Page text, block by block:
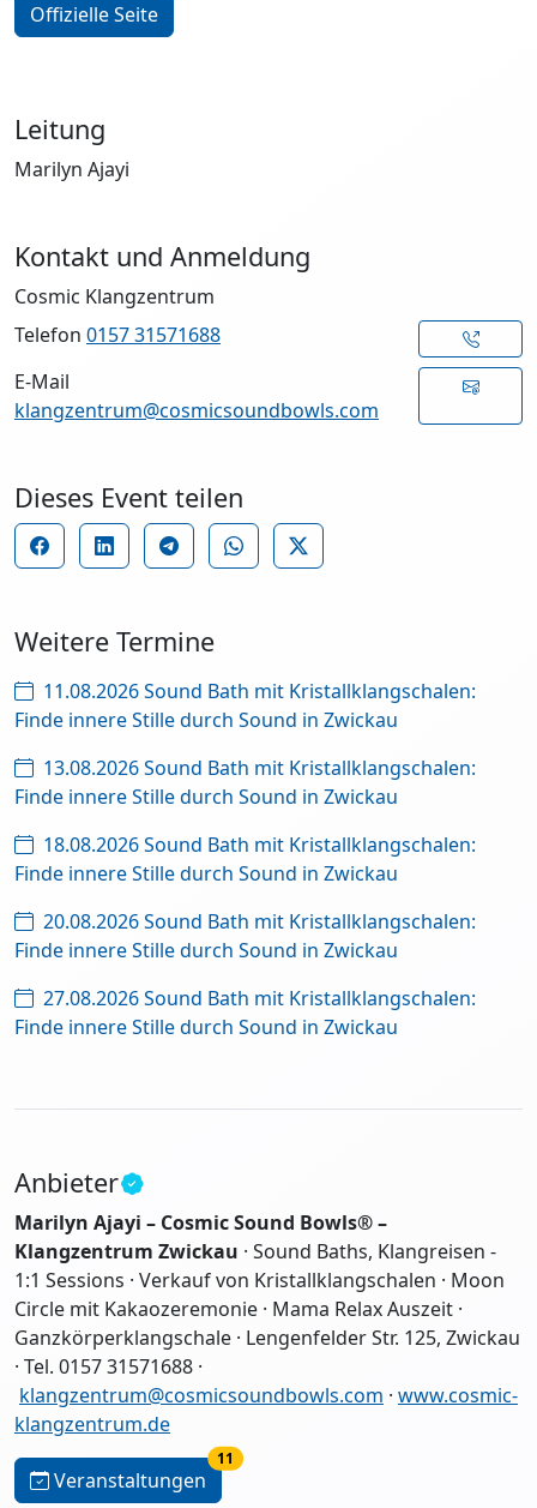
Offizielle Seite
Leitung
Marilyn Ajayi
Kontakt und Anmeldung
Cosmic Klangzentrum
Telefon 0157 31571688
E-Mail
klangzentrum@cosmicsoundbowls.com
Dieses Event teilen
Weitere Termine
11.08.2026 Sound Bath mit Kristallklangschalen:
Finde innere Stille durch Sound in Zwickau
13.08.2026 Sound Bath mit Kristallklangschalen:
Finde innere Stille durch Sound in Zwickau
18.08.2026 Sound Bath mit Kristallklangschalen:
Finde innere Stille durch Sound in Zwickau
20.08.2026 Sound Bath mit Kristallklangschalen:
Finde innere Stille durch Sound in Zwickau
27.08.2026 Sound Bath mit Kristallklangschalen:
Finde innere Stille durch Sound in Zwickau
Anbieter
Marilyn Ajayi – Cosmic Sound Bowls® –
Klangzentrum Zwickau · Sound Baths, Klangreisen -
1:1 Sessions · Verkauf von Kristallklangschalen · Moon
Circle mit Kakaozeremonie · Mama Relax Auszeit ·
Ganzkörperklangschale · Lengenfelder Str. 125, Zwickau
· Tel. 0157 31571688 ·
klangzentrum@cosmicsoundbowls.com · www.cosmic-
klangzentrum.de
Veranstaltungen
11